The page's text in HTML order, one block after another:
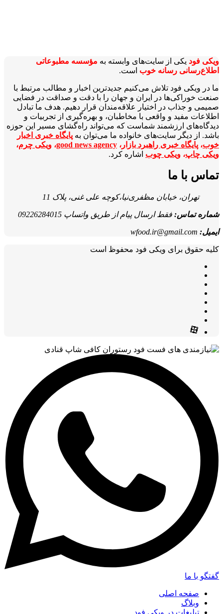
ویکی‌ فود یکی از سایت‌های وابسته به مؤسسه مطبوعاتی
اطلاع‌رسانی رسانه خوب است.
ما در ویکی‌ فود تلاش می‌کنیم جدیدترین اخبار و مطالب مرتبط با
صنعت خوراکی‌ها در ایران و جهان را با دقت و صداقت در فضایی
صمیمی و جذاب در اختیار علاقه‌مندان قرار دهیم. هدف ما تبادل
اطلاعات مفید و واقعی با مخاطبان، و بهره‌گیری از تجربیات و
دیدگاه‌های ارزشمند شماست که می‌تواند راه‌گشای مسیر این حوزه
باشد. از دیگر سایت‌های خانواده ما می‌توان به پایگاه خبری اخبار
خوب، پایگاه خبری راهبرد بازار ، good news agency، ویکی چرم،
ویکی چاپ، ویکی چوب اشاره کرد.
تماس با ما
تهران، خیابان مظفری‌نیا،کوچه علی غنی، پلاک 11
شماره تماس: فقط ارسال پیام از طریق واتساپ 09226284015
ایمیل: wfood.ir@gmail.com
کلیه حقوق برای ویکی فود محفوظ است
گفتگو با ما
صفحه اصلی
وبلاگ